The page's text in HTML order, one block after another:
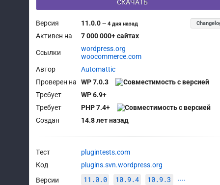
СКАЧАТЬ
Версия 11.0.0—4 дня назад
Активен на 7 000 000+ сайтах
Ссылки
wordpress.org
woocommerce.com
Автор
Automattic
Проверен на
WP 7.0.3
Требует
WP 6.9+
Требует
PHP 7.4+
Создан
14.8 лет назад
Тест
plugintests.com
Код
plugins.svn.wordpress.org
Версии
11.0.0 10.9.4 10.9.3 ····